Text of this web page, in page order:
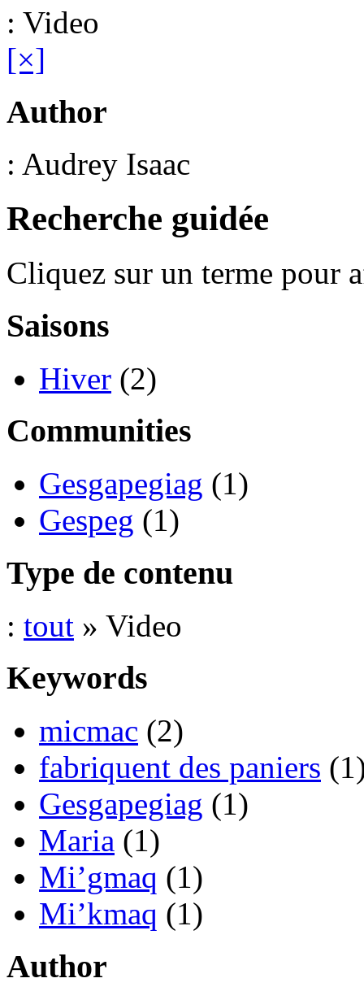
: Video
[×]
Author
: Audrey Isaac
Recherche guidée
Cliquez sur un terme pour
Saisons
Hiver (2)
Communities
Gesgapegiag (1)
Gespeg (1)
Type de contenu
: tout » Video
Keywords
micmac (2)
fabriquent des paniers
Gesgapegiag (1)
Maria (1)
Mi’gmaq (1)
Mi’kmaq (1)
Author